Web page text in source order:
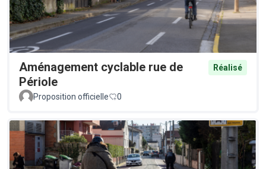
Aménagement cyclable rue de
Périole
Réalisé
Proposition officielle 0